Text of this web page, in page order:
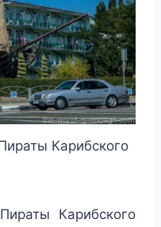
Карибского
Карибского